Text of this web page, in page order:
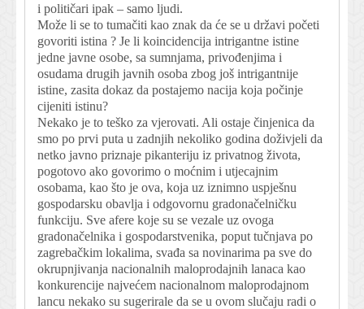
i političari ipak – samo ljudi.
Može li se to tumačiti kao znak da će se u državi početi
govoriti istina ? Je li koincidencija intrigantne istine
jedne javne osobe, sa sumnjama, privođenjima i
osudama drugih javnih osoba zbog još intrigantnije
istine, zasita dokaz da postajemo nacija koja počinje
cijeniti istinu?
Nekako je to teško za vjerovati. Ali ostaje činjenica da
smo po prvi puta u zadnjih nekoliko godina doživjeli da
netko javno priznaje pikanteriju iz privatnog života,
pogotovo ako govorimo o moćnim i utjecajnim
osobama, kao što je ova, koja uz iznimno uspješnu
gospodarsku obavlja i odgovornu gradonačelničku
funkciju. Sve afere koje su se vezale uz ovoga
gradonačelnika i gospodarstvenika, poput tučnjava po
zagrebačkim lokalima, svađa sa novinarima pa sve do
okrupnjivanja nacionalnih maloprodajnih lanaca kao
konkurencije najvećem nacionalnom maloprodajnom
lancu nekako su sugerirale da se u ovom slučaju radi o